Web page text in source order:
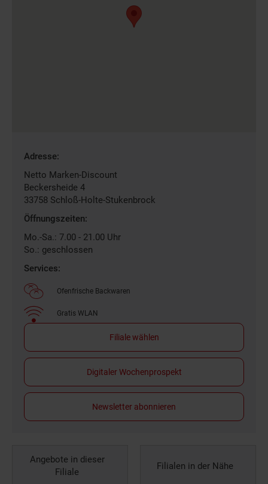
Gefundene
Filiale
Adresse:
Netto Marken-Discount
Beckersheide 4
33758 Schloß-Holte-Stukenbrock
Öffnungszeiten:
Mo.-Sa.: 7.00 - 21.00 Uhr
So.: geschlossen
Services:
Ofenfrische Backwaren
Gratis WLAN
Filiale wählen
Digitaler Wochenprospekt
Newsletter abonnieren
Angebote in dieser
Filiale
Filialen in der Nähe